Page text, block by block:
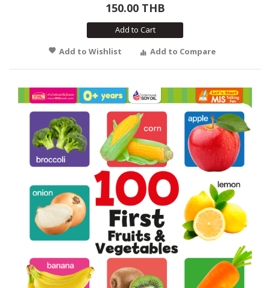
150.00 THB
Add to Cart
Add to Wishlist
Add to Compare